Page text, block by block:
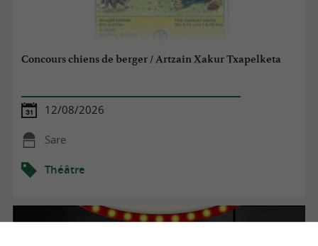
Concours chiens de berger / Artzain Xakur Txapelketa
12/08/2026
Sare
Théâtre